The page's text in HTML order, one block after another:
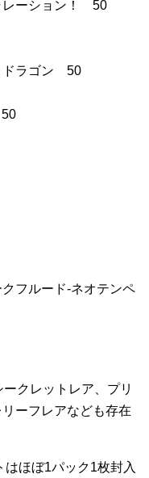
レーション！ 50
ドラゴン 50
フルード-ネオテンペ
クレットレア、プリ
ーフレアなども存在
ほぼ1パック1枚封入